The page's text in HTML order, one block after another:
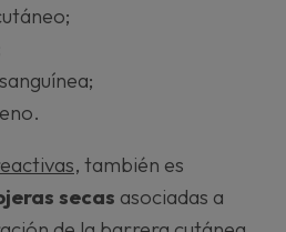
, también es
secas asociadas a